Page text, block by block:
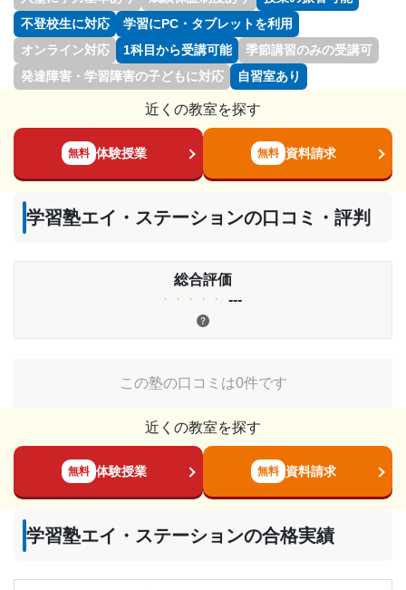
不登校生に対応
学習にPC・タブレットを利用
オンライン対応
1科目から受講可能
季節講習のみの受講可
発達障害・学習障害の子どもに対応
自習室あり
近くの教室を探す
無料 体験授業 無料 資料請求
学習塾エイ・ステーションの口コミ・評判
総合評価
---
この塾の口コミは0件です
近くの教室を探す
無料 体験授業 無料 資料請求
学習塾エイ・ステーションの合格実績